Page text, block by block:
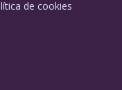
de cookies